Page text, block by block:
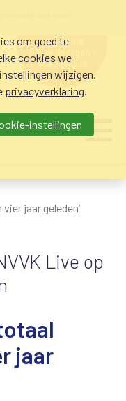
hulp nodig
bij geldzorgen?
0800-8115.nl
jaar geleden’
Live op
jaar
om goed te
cookies we
wijzigen.
privacyverklaring.
instellingen